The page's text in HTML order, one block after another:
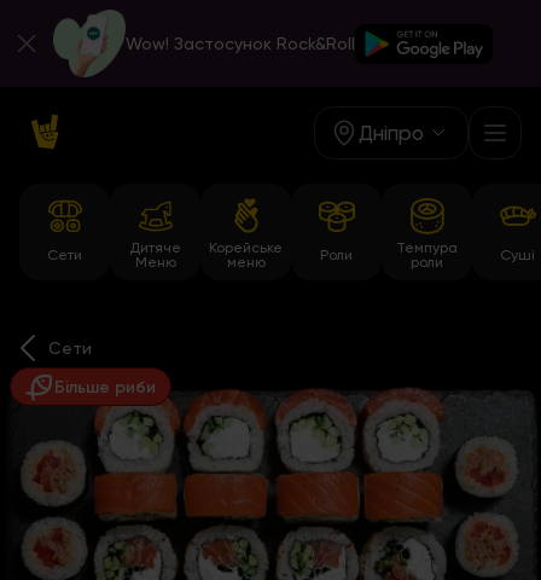
Wow! Застосунок Rock&Roll
Дніпро
Сети
Дитяче
Меню
Корейське
меню
Роли
Темпура
роли
Суші
Сети
Більше риби